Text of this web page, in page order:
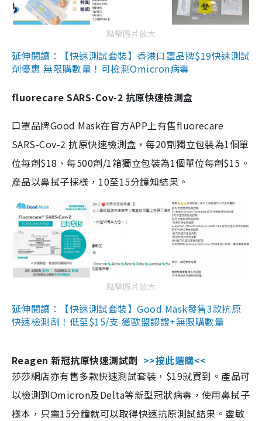
點擊圖片放大
延伸閱讀：【快速測試套裝】香港口罩品牌$19快速測試
劑優惠 無限購數量！可檢測Omicron病毒
fluorecare SARS-Cov-2 抗原快速檢測盒
口罩品牌Good Mask在官方APP上有售fluorecare
SARS-Cov-2 抗原快速檢測盒，每20劑獨立包裝為1個單
位每劑$18、每500劑/1箱獨立包裝為1個單位每劑$15。
產品以鼻拭子採樣，10至15分鐘知結果。
點擊圖片放大
延伸閱讀：【快速測試套裝】Good Mask發售3款抗原
快速檢測劑！低至$15/支 獲歐盟認證+無限購數量
Reagen 新冠抗原快速測試劑 >>按此選購<<
莎莎網店亦有售多款快速測試套裝，$19就買到。產品可
以檢測到Omicron及Delta等新型冠狀病毒，使用鼻拭子
樣本，只需15分鐘就可以取得快速抗原測試結果。靈敏